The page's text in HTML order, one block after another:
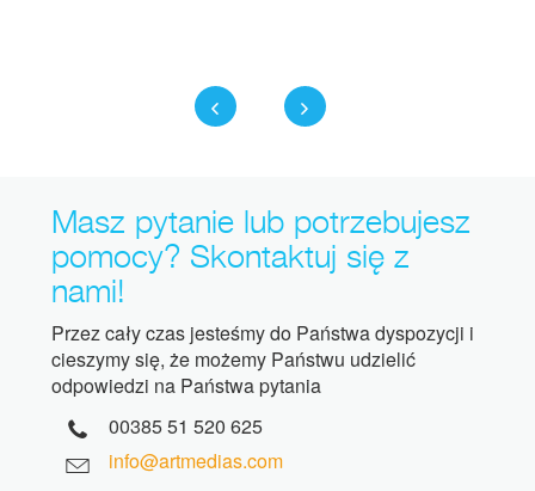
Masz pytanie lub potrzebujesz
pomocy? Skontaktuj się z
nami!
Przez cały czas jesteśmy do Państwa dyspozycji i
cieszymy się, że możemy Państwu udzielić
odpowiedzi na Państwa pytania
00385 51 520 625
info@artmedias.com